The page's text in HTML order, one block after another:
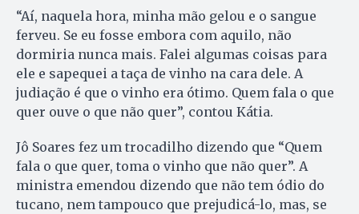
“Aí, naquela hora, minha mão gelou e o sangue
ferveu. Se eu fosse embora com aquilo, não
dormiria nunca mais. Falei algumas coisas para
ele e sapequei a taça de vinho na cara dele. A
judiação é que o vinho era ótimo. Quem fala o que
quer ouve o que não quer”, contou Kátia.
Jô Soares fez um trocadilho dizendo que “Quem
fala o que quer, toma o vinho que não quer”. A
ministra emendou dizendo que não tem ódio do
tucano, nem tampouco que prejudicá-lo, mas, se